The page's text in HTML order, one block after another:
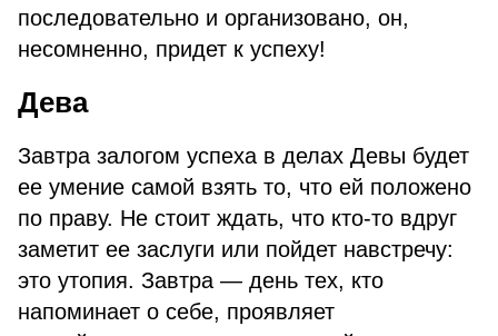
последовательно и организовано, он,
несомненно, придет к успеху!
Дева
Завтра залогом успеха в делах Девы будет
ее умение самой взять то, что ей положено
по праву. Не стоит ждать, что кто-то вдруг
заметит ее заслуги или пойдет навстречу:
это утопия. Завтра — день тех, кто
напоминает о себе, проявляет